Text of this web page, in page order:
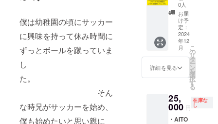
僕は幼稚園の頃にサッカー
に興味を持って休み時間に
ずっとボールを蹴っていま
し
た。
そん
な時兄がサッカーを始め、
僕も始めたいと思い親に
きます
と嬉し
いで
す。
（メー
ルだと
未確認
違いが
多いの
に
『LINE
or『メ
ール』
のどち
らを希
望され
るかご
記入い
ただけ
ますと
アカウ
ントに
は、後
す。
・出
張させ
合、中
四国・
兵庫
県・大
購入者
様は、
備考欄
に掲載
したい
名前、
また
は、会
社名を
ご記載
ロゴ
データ
の送受
信等を
対応の
際はこ
のＴ
シャツ
を着用
しま
す。 ・
トレー
ニング
時、ご
もこの
Ｔシャ
ツを着
用しま
・藍士
のお気
に入り
のＴ
シャツ
に広告
を入れ
させて
いただ
きま
時とス
ペイン
で着用
するＴ
0人
お届
け予
定：
2024
年12
月
詳細を見る
こ
の
リ
タ
ー
ン
を
選
択
す
る
25,
000 円
在庫な
し
・AITO